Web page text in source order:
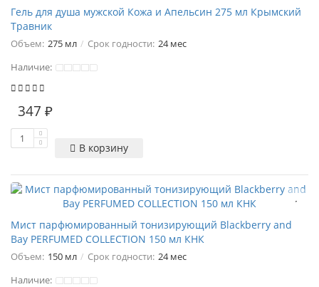
Гель для душа мужской Кожа и Апельсин 275 мл Крымский
Травник
Объем: 275 мл Срок годности: 24 мес
Наличие:
347 ₽
В корзину
Мист парфюмированный тонизирующий Blackberry and
Bay PERFUMED COLLECTION 150 мл КНК
Объем: 150 мл Срок годности: 24 мес
Наличие: